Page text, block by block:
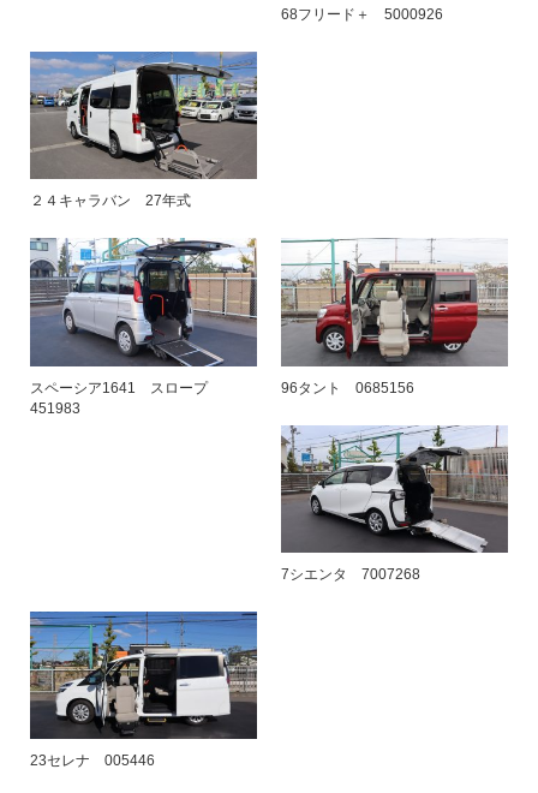
68フリード＋ 5000926
２４キャラバン 27年式
スペーシア1641 スロープ
451983
96タント 0685156
7シエンタ 7007268
23セレナ 005446